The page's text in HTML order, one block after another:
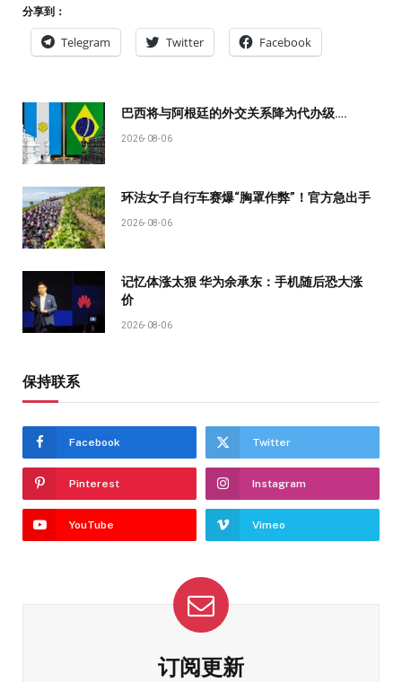
分享到：
Telegram Twitter Facebook
巴西将与阿根廷的外交关系降为代办级….
2026-08-06
环法女子自行车赛爆“胸罩作弊”！官方急出手
2026-08-06
记忆体涨太狠 华为余承东：手机随后恐大涨
价
2026-08-06
保持联系
Facebook Twitter
Pinterest Instagram
YouTube Vimeo
订阅更新